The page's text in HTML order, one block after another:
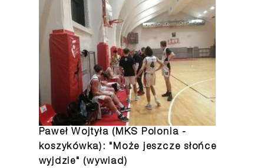
Paweł Wojtyła (MKS Polonia -
koszykówka): "Może jeszcze słońce
wyjdzie" (wywiad)